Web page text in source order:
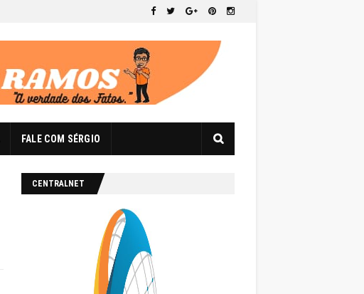
FALE COM SÉRGIO
CENTRALNET